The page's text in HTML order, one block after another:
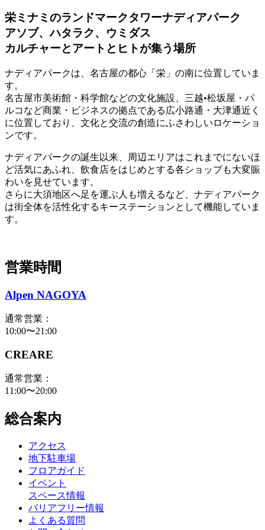
栄ミナミのランドマークタワーナディアパーク
アソブ、ハタラク、ウミダス
カルチャーとアートとヒトが集う場所
ナディアパークは、名古屋の都心「栄」の南に位置していま
す。
名古屋市美術館・科学館などの文化施設、三越•松坂屋・パ
ルコなど商業・ビジネスの拠点である広小路通・大津通近く
に位置しており、文化と交流の創造にふさわしいロケーショ
ンです。
ナディアパークの誕生以来、周辺エリアはこれまでにないほ
ど活気にあふれ、飲食店をはじめとする各ショップも大変賑
わいを見せています。
さらに大須地区へ足を運ぶ人も増えるなど、ナディアパーク
は街全体を活性化するキーステーションとして機能していま
す。
営業時間
Alpen NAGOYA
通常営業：
10:00〜21:00
CREARE
通常営業：
11:00〜20:00
総合案内
アクセス
地下駐車場
フロアガイド
イベント
スペース情報
バリアフリー情報
よくある質問